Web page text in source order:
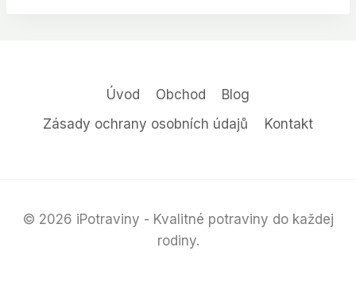
Úvod Obchod
Blog
Zásady ochrany osobních údajů
Kontakt
© 2026 iPotraviny - Kvalitné potraviny do každej
rodiny.